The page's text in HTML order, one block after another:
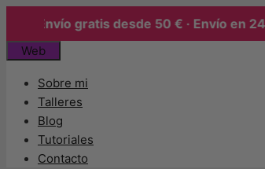
Envío gratis desde 50 € · Envío en 24/48 h
Saltar
contenido
Web
Sobre mi
Talleres
Blog
Tutoriales
Contacto